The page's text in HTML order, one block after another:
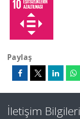
Paylaş
İletişim Bilgileri